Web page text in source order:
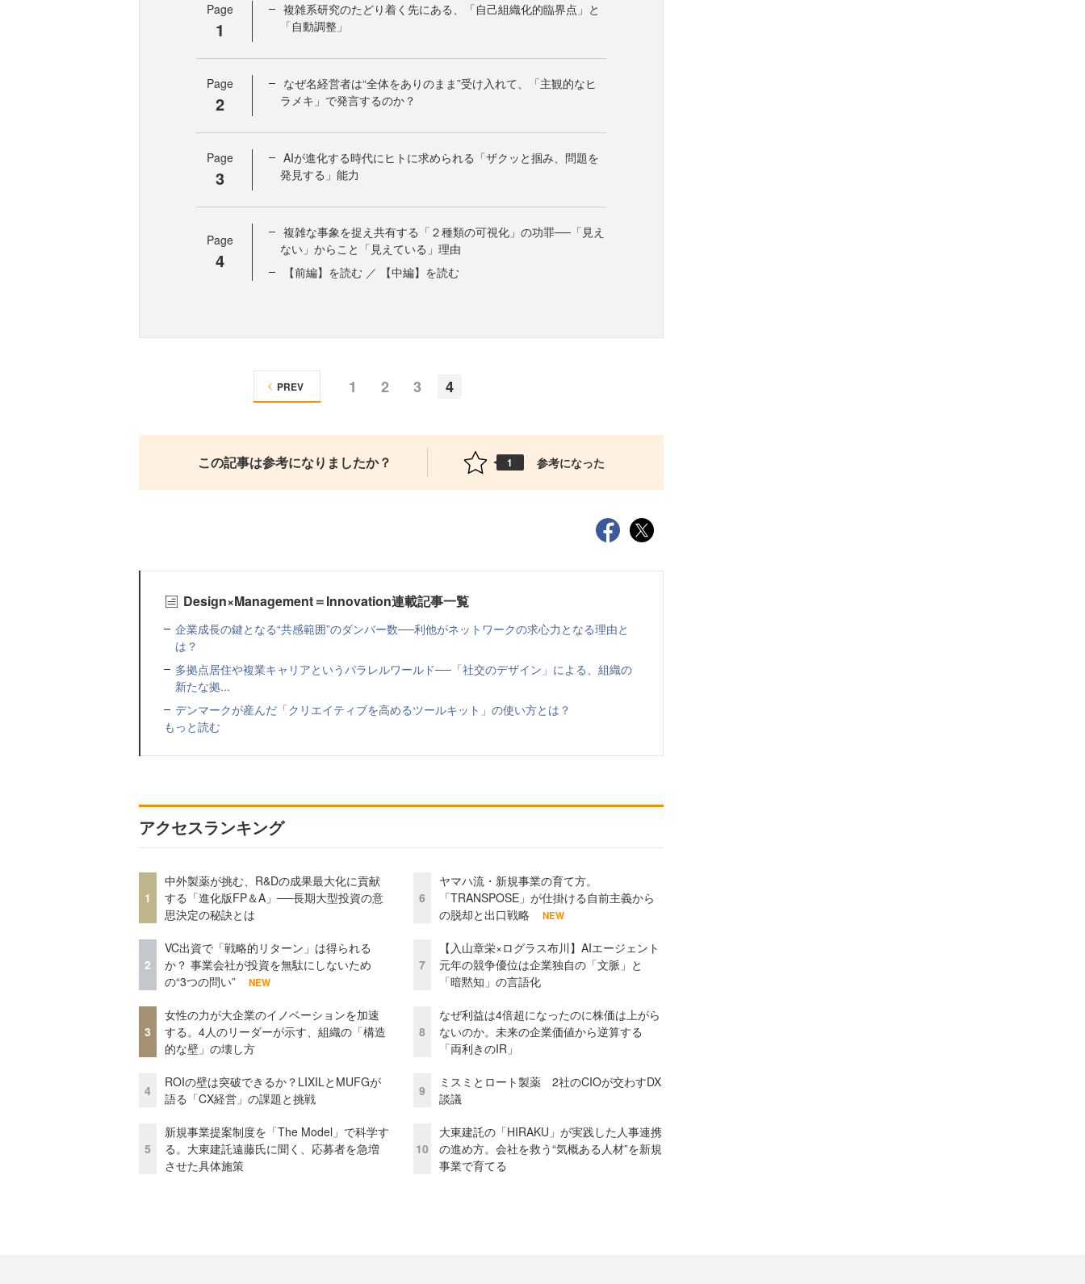
Page
1
複雑系研究のたどり着く先にある、「自己組織化的臨界点」と
「自動調整」
Page
2
なぜ名経営者は“全体をありのまま”受け入れて、「主観的なヒ
ラメキ」で発言するのか？
Page
3
AIが進化する時代にヒトに求められる「ザクッと掴み、問題を
発見する」能力
Page
4
複雑な事象を捉え共有する「２種類の可視化」の功罪──「見え
ない」からこと「見えている」理由
【前編】を読む ／ 【中編】を読む
1 2 3 4
PREV
この記事は参考になりましたか？ 1 参考になった
Design×Management＝Innovation連載記事一覧
企業成長の鍵となる“共感範囲”のダンバー数──利他がネットワークの求心力となる理由と
は？
多拠点居住や複業キャリアというパラレルワールド──「社交のデザイン」による、組織の
新たな拠...
デンマークが産んだ「クリエイティブを高めるツールキット」の使い方とは？
もっと読む
アクセスランキング
1
中外製薬が挑む、R&Dの成果最大化に貢献
する「進化版FP＆A」──長期大型投資の意
思決定の秘訣とは
2
VC出資で「戦略的リターン」は得られる
か？ 事業会社が投資を無駄にしないため
の“3つの問い”
NEW
3
女性の力が大企業のイノベーションを加速
する。4人のリーダーが示す、組織の「構造
的な壁」の壊し方
4
ROIの壁は突破できるか？LIXILとMUFGが
語る「CX経営」の課題と挑戦
5
新規事業提案制度を「The Model」で科学す
る。大東建託遠藤氏に聞く、応募者を急増
させた具体施策
6
ヤマハ流・新規事業の育て方。
「TRANSPOSE」が仕掛ける自前主義から
の脱却と出口戦略
NEW
7
【入山章栄×ログラス布川】AIエージェント
元年の競争優位は企業独自の「文脈」と
「暗黙知」の言語化
8
なぜ利益は4倍超になったのに株価は上がら
ないのか。未来の企業価値から逆算する
「両利きのIR」
9
ミスミとロート製薬 2社のCIOが交わすDX
談議
10
大東建託の「HIRAKU」が実践した人事連携
の進め方。会社を救う“気概ある人材”を新規
事業で育てる